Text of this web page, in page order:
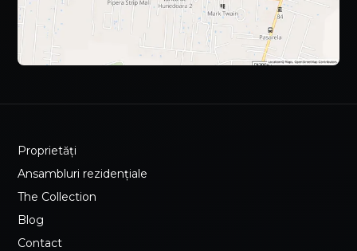
Proprietăți
Ansambluri rezidențiale
The Collection
Blog
Contact